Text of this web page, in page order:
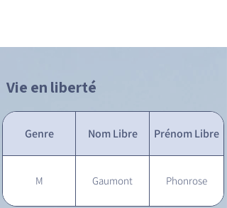
Vie en liberté
Genre Nom Libre Prénom Libre
M Gaumont Phonrose